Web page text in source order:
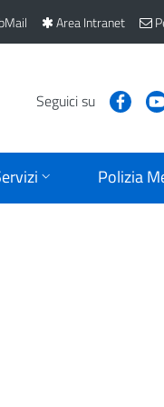
Area Intranet
Seguici su
Polizia